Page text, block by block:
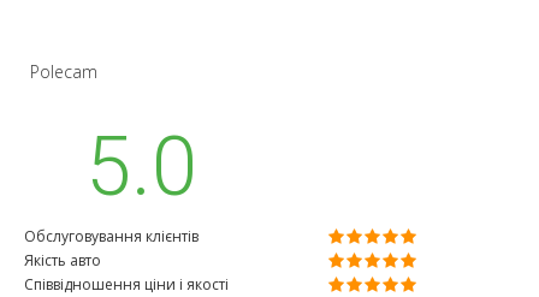
Polecam
5.0
Обслуговування клієнтів
Якість авто
Співвідношення ціни і якості